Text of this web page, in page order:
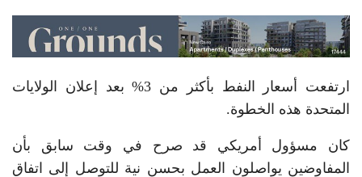
ارتفعت أسعار النفط بأكثر من 3% بعد إعلان الولايات
المتحدة هذه الخطوة.
كان مسؤول أمريكي قد صرح في وقت سابق بأن
المفاوضين يواصلون العمل بحسن نية للتوصل إلى اتفاق